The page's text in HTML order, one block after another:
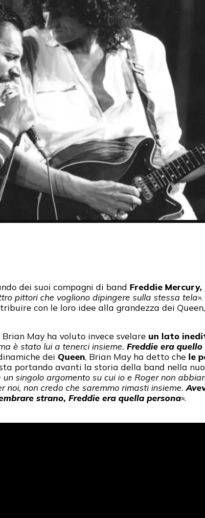
dei suoi compagni di band Freddie Mercury,
pittori che vogliono dipingere sulla stessa tela
con le loro idee alla grandezza dei Queen,
May ha voluto invece svelare un lato
è stato lui a tenerci insieme. Freddie era
dei Queen, Brian May ha detto che le
portando avanti la storia della band nella
un singolo argomento su cui io e Roger non
non credo che saremmo rimasti insieme.
strano, Freddie era quella persona».